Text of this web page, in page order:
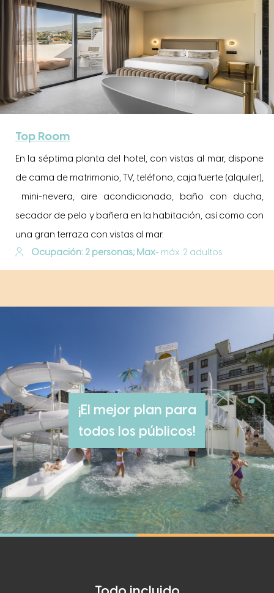
Top Room
En la séptima planta del hotel, con vistas al mar, dispone
de cama de matrimonio, TV, teléfono, caja fuerte (alquiler),
mini-nevera, aire acondicionado, baño con ducha,
secador de pelo y bañera en la habitación, así como con
una gran terraza con vistas al mar.
Ocupación: 2 personas; Max- máx. 2 adultos
¡El mejor plan para
todos los públicos!